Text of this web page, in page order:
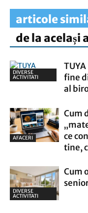
articole
de la același
DIVERSE
ACTIVITATI
fine
al
AFACERI
Cum
ce
tine,
DIVERSE
ACTIVITATI
Cum